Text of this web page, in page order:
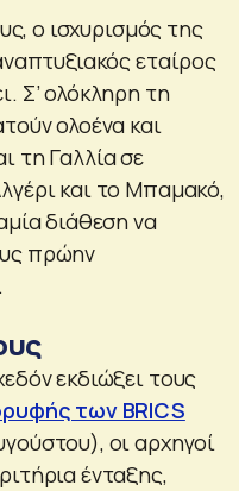
ο ισχυρισμός της
εταίρος
Σ’ ολόκληρη τη
ολοένα και
τη Γαλλία σε
και το Μπαμακό,
διάθεση να
πρώην
εκδιώξει τους
των BRICS
οι αρχηγοί
ένταξης,